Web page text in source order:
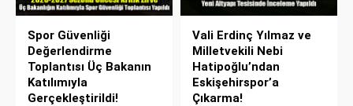
Spor Güvenliği
Değerlendirme
Toplantısı Üç Bakanın
Katılımıyla
Gerçekleştirildi!
Vali Erdinç Yılmaz ve
Milletvekili Nebi
Hatipoğlu’ndan
Eskişehirspor’a
Çıkarma!